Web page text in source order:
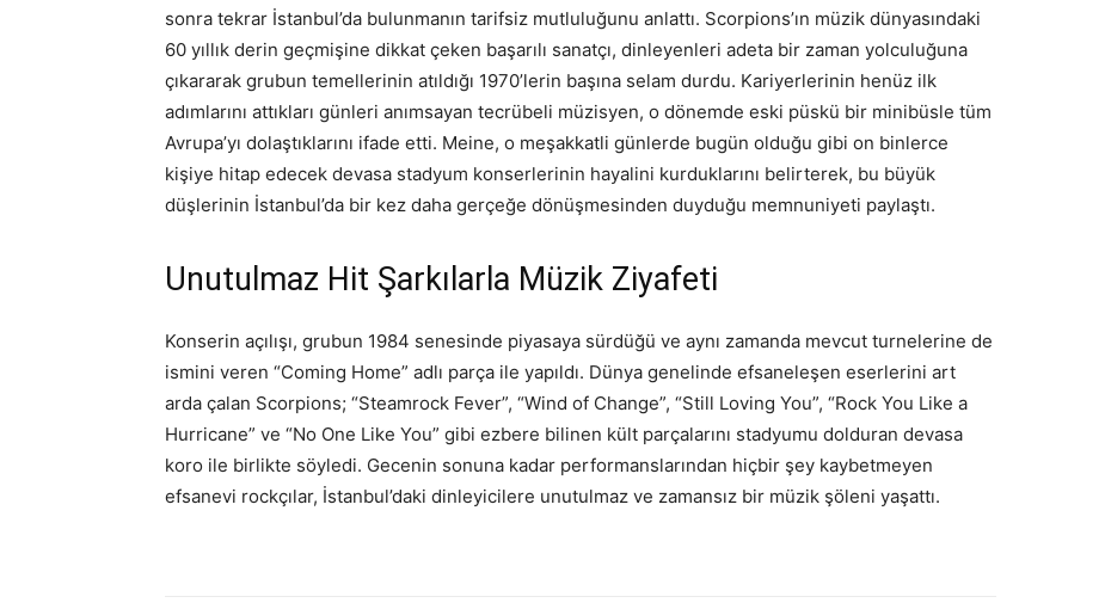
sonra tekrar İstanbul’da bulunmanın tarifsiz mutluluğunu anlattı. Scorpions’ın müzik dünyasındaki
60 yıllık derin geçmişine dikkat çeken başarılı sanatçı, dinleyenleri adeta bir zaman yolculuğuna
çıkararak grubun temellerinin atıldığı 1970’lerin başına selam durdu. Kariyerlerinin henüz ilk
adımlarını attıkları günleri anımsayan tecrübeli müzisyen, o dönemde eski püskü bir minibüsle tüm
Avrupa’yı dolaştıklarını ifade etti. Meine, o meşakkatli günlerde bugün olduğu gibi on binlerce
kişiye hitap edecek devasa stadyum konserlerinin hayalini kurduklarını belirterek, bu büyük
düşlerinin İstanbul’da bir kez daha gerçeğe dönüşmesinden duyduğu memnuniyeti paylaştı.
Unutulmaz Hit Şarkılarla Müzik Ziyafeti
Konserin açılışı, grubun 1984 senesinde piyasaya sürdüğü ve aynı zamanda mevcut turnelerine de
ismini veren “Coming Home” adlı parça ile yapıldı. Dünya genelinde efsaneleşen eserlerini art
arda çalan Scorpions; “Steamrock Fever”, “Wind of Change”, “Still Loving You”, “Rock You Like a
Hurricane” ve “No One Like You” gibi ezbere bilinen kült parçalarını stadyumu dolduran devasa
koro ile birlikte söyledi. Gecenin sonuna kadar performanslarından hiçbir şey kaybetmeyen
efsanevi rockçılar, İstanbul’daki dinleyicilere unutulmaz ve zamansız bir müzik şöleni yaşattı.